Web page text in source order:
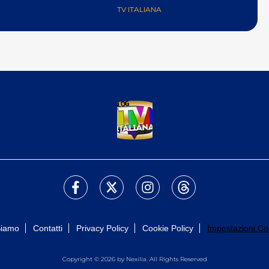
TV ITALIANA
Contatti Privacy Policy Cookie Policy Impostazioni
Copyright © 2026 by Nexilia. All Rights Reserved